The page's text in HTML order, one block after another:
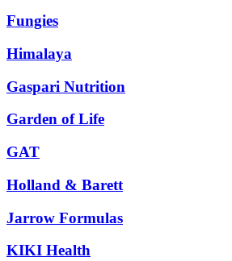
Fungies
Himalaya
Gaspari Nutrition
Garden of Life
GAT
Holland & Barett
Jarrow Formulas
KIKI Health